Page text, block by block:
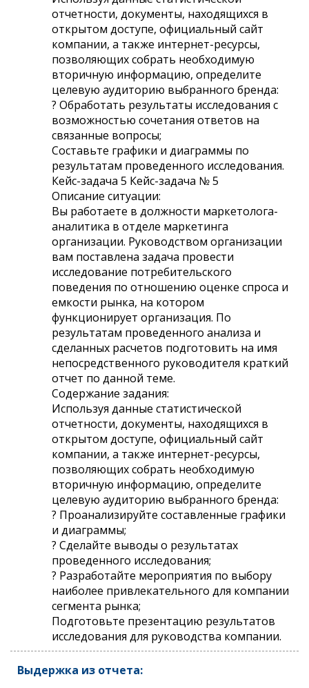
отчетности, документы, находящихся в
открытом доступе, официальный сайт
компании, а также интернет-ресурсы,
позволяющих собрать необходимую
вторичную информацию, определите
целевую аудиторию выбранного бренда:
? Обработать результаты исследования с
возможностью сочетания ответов на
связанные вопросы;
Составьте графики и диаграммы по
результатам проведенного исследования.
Кейс-задача 5 Кейс-задача № 5
Описание ситуации:
Вы работаете в должности маркетолога-
аналитика в отделе маркетинга
организации. Руководством организации
вам поставлена задача провести
исследование потребительского
поведения по отношению оценке спроса и
емкости рынка, на котором
функционирует организация. По
результатам проведенного анализа и
сделанных расчетов подготовить на имя
непосредственного руководителя краткий
отчет по данной теме.
Содержание задания:
Используя данные статистической
отчетности, документы, находящихся в
открытом доступе, официальный сайт
компании, а также интернет-ресурсы,
позволяющих собрать необходимую
вторичную информацию, определите
целевую аудиторию выбранного бренда:
? Проанализируйте составленные графики
и диаграммы;
? Сделайте выводы о результатах
проведенного исследования;
? Разработайте мероприятия по выбору
наиболее привлекательного для компании
сегмента рынка;
Подготовьте презентацию результатов
исследования для руководства компании.
Выдержка из отчета: